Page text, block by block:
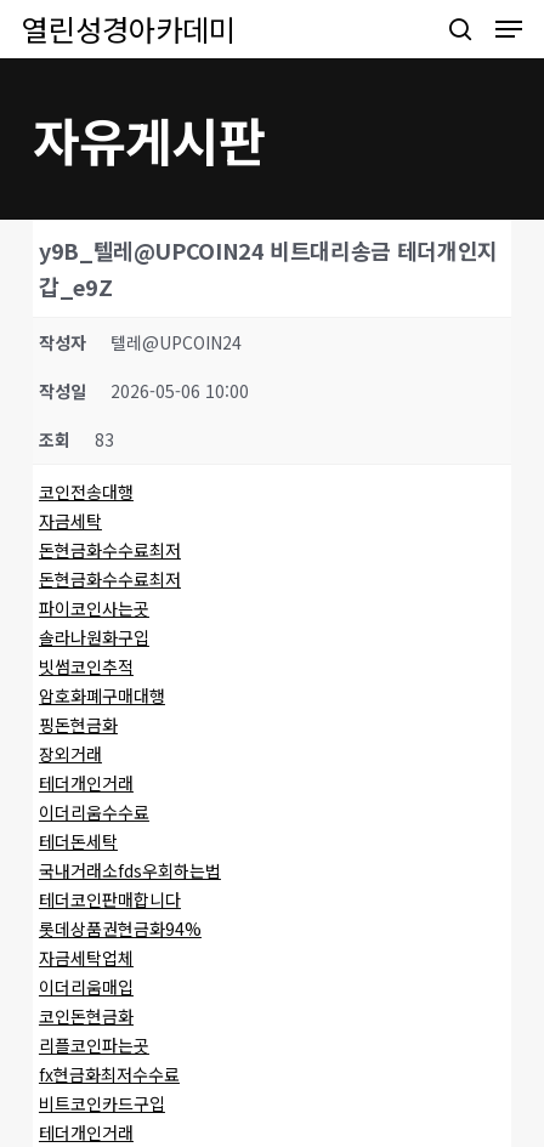
Skip열린성경아카데미
search
자유게시판
y9B_텔레@UPCOIN24 비트대리송금 테더개인지
갑_e9Z
작성자
텔레@UPCOIN24
작성일
2026-05-06 10:00
조회
83
코인전송대행
자금세탁
돈현금화수수료최저
돈현금화수수료최저
파이코인사는곳
솔라나원화구입
빗썸코인추적
암호화폐구매대행
핑돈현금화
장외거래
테더개인거래
이더리움수수료
테더돈세탁
국내거래소fds우회하는법
테더코인판매합니다
롯데상품권현금화94%
자금세탁업체
이더리움매입
코인돈현금화
리플코인파는곳
fx현금화최저수수료
비트코인카드구입
테더개인거래